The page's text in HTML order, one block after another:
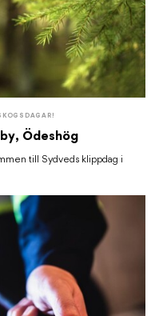
Ödeshög
till Sydveds klippdag i